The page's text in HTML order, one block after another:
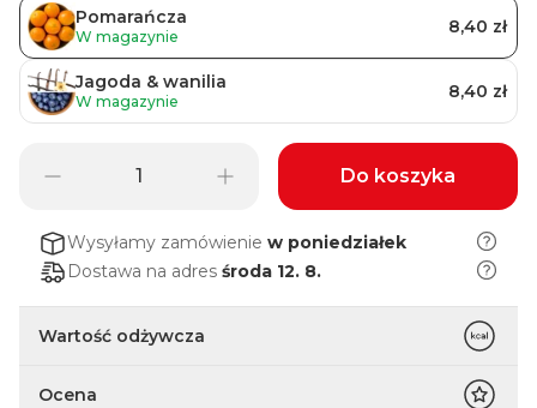
Pomarańcza
W magazynie 8,40 zł
Jagoda & wanilia
W magazynie 8,40 zł
Do koszyka
Wysyłamy zamówienie w poniedziałek
Dostawa na adres środa 12. 8.
Wartość odżywcza
Ocena